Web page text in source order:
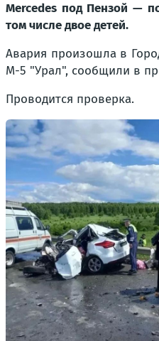
Mercedes под Пензой —
том числе двое детей.
Авария произошла в
М-5 "Урал", сообщили в
Проводится проверка.